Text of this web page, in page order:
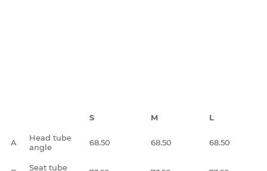
S M L
A
Head tube
angle
68.50 68.50 68.50
Seat tube